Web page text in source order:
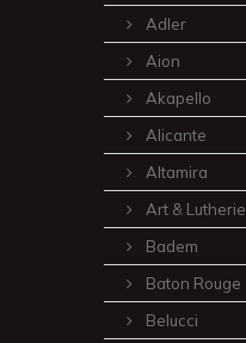
Adler
Aion
Akapello
Alicante
Altamira
Art & Lutherie
Badem
Baton Rouge
Belucci